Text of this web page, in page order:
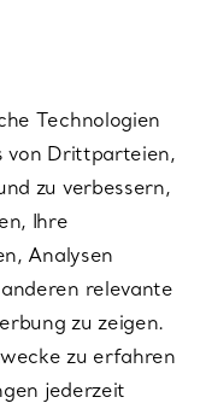
Technologien
von Drittparteien,
zu verbessern,
Ihre
Analysen
relevante
zu zeigen.
zu erfahren
jederzeit